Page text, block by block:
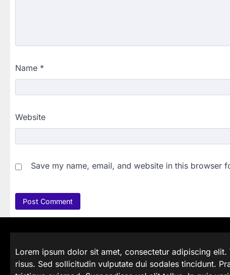
Name *
Website
Save my name, email, and website in this browser
Lorem ipsum dolor sit amet, consectetur adipiscing elit.
risus. Sed sollicitudin vulputate dui sodales tincidunt.